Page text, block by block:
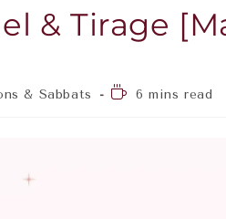
& Tirage
& Sabbats 6 mins read